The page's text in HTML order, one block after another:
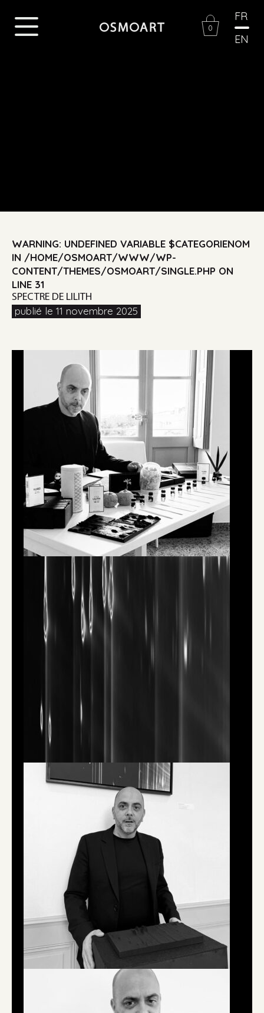
0
FR
EN
WARNING: UNDEFINED VARIABLE $CATEGORIENOM
IN /HOME/OSMOART/WWW/WP-
CONTENT/THEMES/OSMOART/SINGLE.PHP ON
LINE 31
SPECTRE DE LILITH
publié le 11 novembre 2025